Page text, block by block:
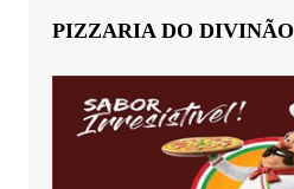
PIZZARIA DO DIVINÃO